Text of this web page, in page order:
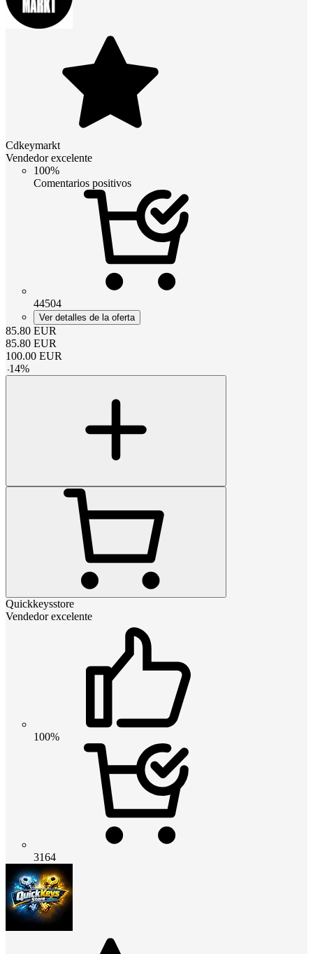
Cdkeymarkt
Vendedor excelente
100%
Comentarios positivos
44504
Ver detalles de la oferta
85.80 EUR
85.80 EUR
100.00 EUR
-14%
Quickkeysstore
Vendedor excelente
100%
3164